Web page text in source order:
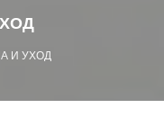
КР
И УХОД